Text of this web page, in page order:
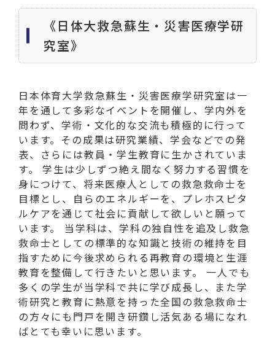
《日体大救急蘇生・災害医療学研
究室》
日本体育大学救急蘇生・災害医療学研究室は一
年を通して多彩なイベントを開催し、学内外を
問わず、学術・文化的な交流も積極的に行って
います。その成果は研究業績、学会などでの発
表、さらには教員・学生教育に生かされていま
す。 学生は少しずつ絶え間なく努力する習慣を
身につけて、将来医療人としての救急救命士を
目標とし、自らのエネルギーを、プレホスピタ
ルケアを通じて社会に貢献して欲しいと願って
います。 当学科は、学科の独自性を追及し救急
救命士としての標準的な知識と技術の維持を目
指すために今後求められる再教育の環境と生涯
教育を整備して行きたいと思います。 一人でも
多くの学生が当学科で共に学び成長し、また学
術研究と教育に熱意を持った全国の救急救命士
の方々にも門戸を開き研鑽し活気ある場になれ
ばとても幸いに思います。